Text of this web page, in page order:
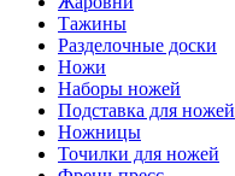
Тажины
Разделочные доски
Ножи
Наборы ножей
Подставка для ножей
Ножницы
Точилки для ножей